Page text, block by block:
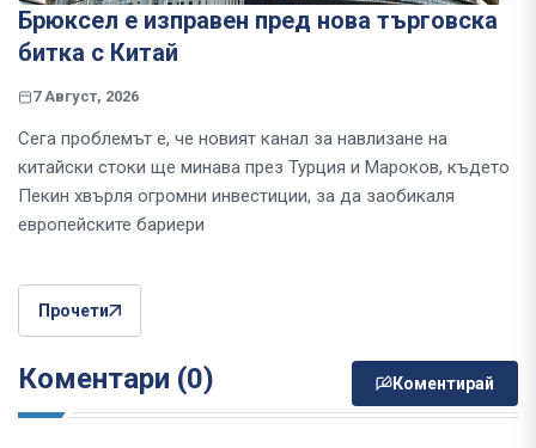
Брюксел е изправен пред нова търговска
битка с Китай
7 Август, 2026
Сега проблемът е, че новият канал за навлизане на
китайски стоки ще минава през Турция и Мароков, където
Пекин хвърля огромни инвестиции, за да заобикаля
европейските бариери
Прочети
Коментари (0) Коментирай